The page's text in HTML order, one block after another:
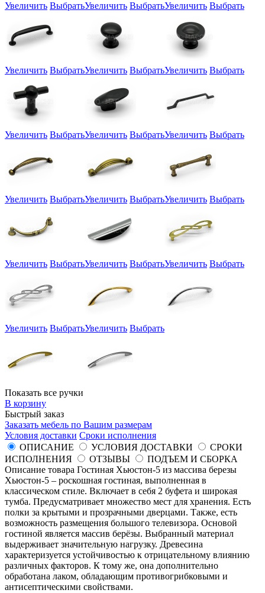
Увеличить ВыбратьУвеличить ВыбратьУвеличить Выбрать
Увеличить ВыбратьУвеличить ВыбратьУвеличить Выбрать
Увеличить ВыбратьУвеличить ВыбратьУвеличить Выбрать
Увеличить ВыбратьУвеличить ВыбратьУвеличить Выбрать
Увеличить ВыбратьУвеличить ВыбратьУвеличить Выбрать
Увеличить ВыбратьУвеличить Выбрать
Показать все ручки
В корзину
Быстрый заказ
Заказать мебель по Вашим размерам
Условия доставки Сроки исполнения
ОПИСАНИЕ
УСЛОВИЯ ДОСТАВКИ
СРОКИ
ИСПОЛНЕНИЯ
ОТЗЫВЫ
ПОДЪЕМ И СБОРКА
Описание товара Гостиная Хьюстон-5 из массива березы
Хьюстон-5 – роскошная гостиная, выполненная в
классическом стиле. Включает в себя 2 буфета и широкая
тумба. Предусматривает множество мест для хранения. Есть
полки за крытыми и прозрачными дверцами. Также, есть
возможность размещения большого телевизора. Основой
гостиной является массив берёзы. Выбранный материал
выдерживает значительную нагрузку. Древесина
характеризуется устойчивостью к отрицательному влиянию
различных факторов. К тому же, она дополнительно
обработана лаком, обладающим противогрибковыми и
антисептическими свойствами.